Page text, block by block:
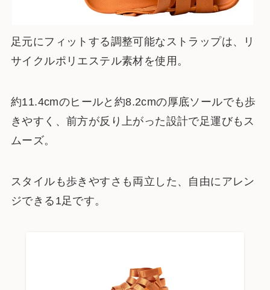
足元にフィットする調整可能なストラップは、リ
サイクルポリエステル素材を使用。
約11.4cmのヒールと約8.2cmの厚底ソールでも歩
きやすく、前方が反り上がった設計で足運びもス
ムーズ。
スタイルも歩きやすさも両立した、自由にアレン
ジできる1足です。